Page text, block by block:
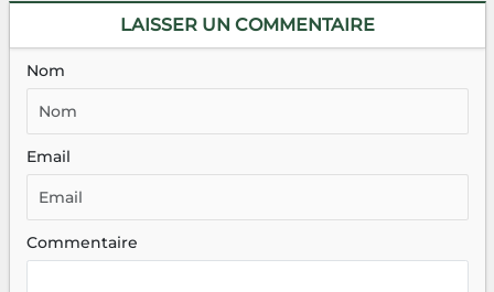
LAISSER UN COMMENTAIRE
Nom
Email
Commentaire